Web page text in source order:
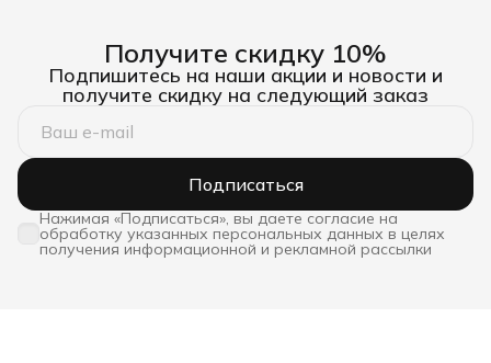
Получите скидку 10%
Подпишитесь на наши акции и новости и
получите скидку на следующий заказ
Подписаться
Нажимая «Подписаться», вы даете согласие на
обработку указанных персональных данных в целях
получения информационной и рекламной рассылки